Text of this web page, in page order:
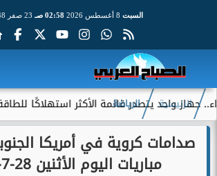
السبت 02:58 صـ 23 صفر 1448
يتصدر قائمة الأكثر استهلاكًا للطاقة
الرئيسية الرياضة
صدامات كروية في أمريكا
مباريات اليوم الأثنين 28-7-2025